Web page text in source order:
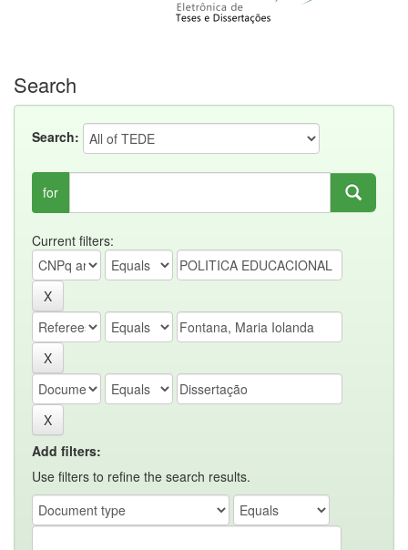
Search
Search:
for
Current filters:
Add filters:
Use filters to refine the search results.